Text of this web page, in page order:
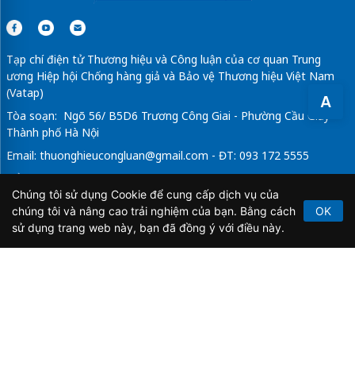
A
Tạp chí điện tử Thương hiệu và Công luận của cơ quan Trung
ương Hiệp hội Chống hàng giả và Bảo vệ Thương hiệu Việt Nam
(Vatap)
Tòa soạn: Ngõ 56/ B5D6 Trương Công Giai - Phường Cầu Giấy -
Thành phố Hà Nội
Email: thuonghieucongluan@gmail.com - ĐT: 093 172 5555
Tổng Biên Tập: Vũ Đức Thuận
Giấy phép hoạt động báo chí điện tử số 64/GP-BTTTT do Bộ
Thông tin và Truyền thông cấp ngày 21/2/2020.
Chúng tôi sử dụng Cookie để cung cấp dịch vụ của
chúng tôi và nâng cao trải nghiệm của bạn. Bằng cách
sử dụng trang web này, bạn đã đồng ý với điều này.
OK